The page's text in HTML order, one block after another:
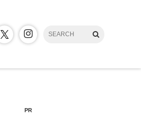
PR